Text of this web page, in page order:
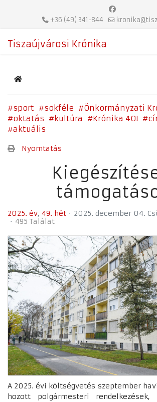
+36 (49) 341-844
Tiszaújvárosi Krónika
Home
sport sokféle
Önkormányzati
oktatás
kultúra Krónika 40!
aktuális
Nyomtatás
2025. év 49. hét
2025. december 04.
495 Találat
A 2025. évi költségvetés szeptember
hozott polgármesteri rendelkezések,